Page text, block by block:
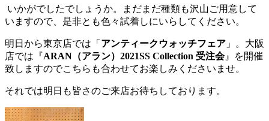
いかがでしたでしょうか。まだまだ種類も沢山ご用意して
いますので、是非とも色々試着しにいらしてください。
明日から東京店では「 アンティークウォッチフェア 」。大阪
店では『ARAN（アラン）2021SS Collection 受注会』を開催
致しますのでこちらも合わせてお楽しみくださいませ。
それでは明日も皆さのご来店お待ちしております。